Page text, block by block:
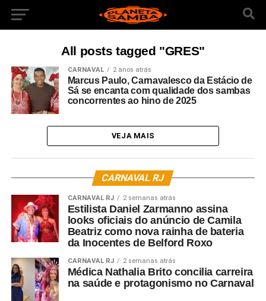
All posts tagged "GRES"
CARNAVAL 2 anos atrás
Marcus Paulo, Carnavalesco da Estácio de
Sá se encanta com qualidade dos sambas
concorrentes ao hino de 2025
VEJA MAIS
CARNAVAL RJ
CARNAVAL RJ 2 semanas atrás
Estilista Daniel Zarmanno assina
looks oficiais do anúncio de Camila
Beatriz como nova rainha de bateria
da Inocentes de Belford Roxo
CARNAVAL RJ 2 semanas atrás
Médica Nathalia Brito concilia carreira
na saúde e protagonismo no Carnaval